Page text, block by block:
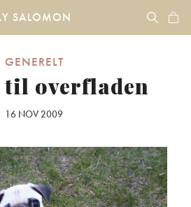
SALOMON
GENERELT
til overfladen
16 NOV 2009